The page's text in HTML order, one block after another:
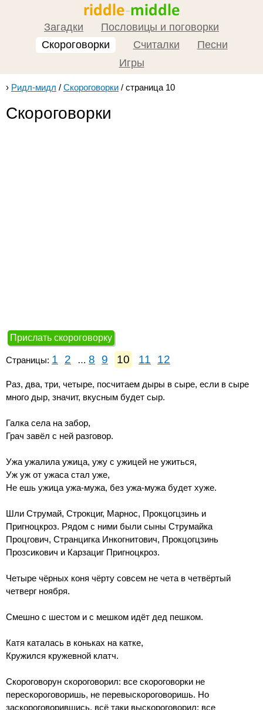
Загадки
Пословицы и поговорки
Скороговорки
Считалки
Песни
Игры
› Ридл-мидл / Скороговорки / страница 10
Скороговорки
Прислать скороговорку
Страницы: 1 2 … 8 9 10 11 12
Раз, два, три, четыре, посчитаем дыры в сыре, если в сыре
много дыр, значит, вкусным будет сыр.
Галка села на забор,
Грач завёл с ней разговор.
Ужа ужалила ужица, ужу с ужицей не ужиться,
Уж уж от ужаса стал уже,
Не ешь ужица ужа-мужа, без ужа-мужа будет хуже.
Шли Струмай, Строкциг, Марнос, Прокцогцзинь и
Пригноцкроз. Рядом с ними были сыны Струмайка
Процгович, Странцигка Инкогнитович, Прокцогцзинь
Прозсикович и Карзациг Пригноцкроз.
Четыре чёрных коня чёрту совсем не чета в четвёртый
четверг ноября.
Смешно с шестом и с мешком идёт дед пешком.
Катя каталась в коньках на катке,
Кружился кружевной клатч.
Скороговорун скороговорил: все скороговорки не
перескороговоришь, не перевыскороговоришь. Но
заскороговорившись, всё таки выскороговорил: все